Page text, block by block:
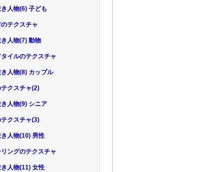
人物(6) 子ども
テクスチャ
人物(7) 動物
イルのテクスチャ
人物(8) カップル
クスチャ(2)
人物(9) シニア
クスチャ(3)
人物(10) 男性
ングのテクスチャ
人物(11) 女性